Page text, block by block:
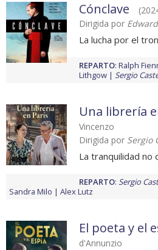
Cónclave
Dirigida por
La lucha por el
REPARTO: Ralph
Lithgow
Sergio
Una librería
Vincenzo
Dirigida por Sergio
La tranquilidad no
REPARTO: Sergio
Sandra Milo
Alex Lutz
El poeta y el
d'Annunzio